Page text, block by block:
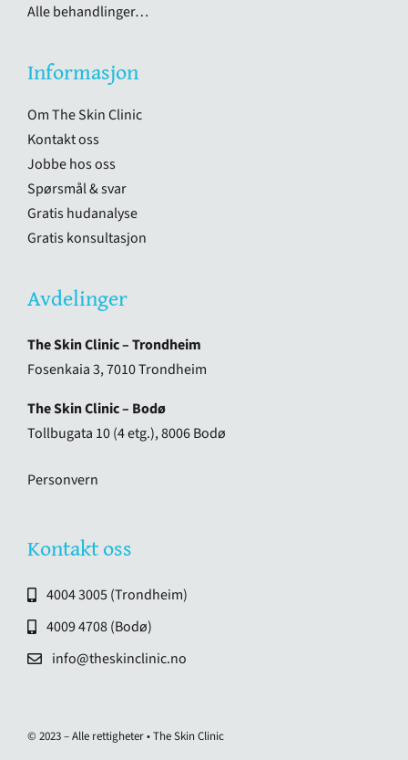
Alle behandlinger…
Informasjon
Om The Skin Clinic
Kontakt oss
Jobbe hos oss
Spørsmål & svar
Gratis hudanalyse
Gratis konsultasjon
Avdelinger
The Skin Clinic – Trondheim
Fosenkaia 3, 7010 Trondheim
The Skin Clinic – Bodø
Tollbugata 10 (4 etg.), 8006 Bodø
Personvern
Kontakt oss
4004 3005 (Trondheim)
4009 4708 (Bodø)
info@theskinclinic.no
© 2023 – Alle rettigheter • The Skin Clinic